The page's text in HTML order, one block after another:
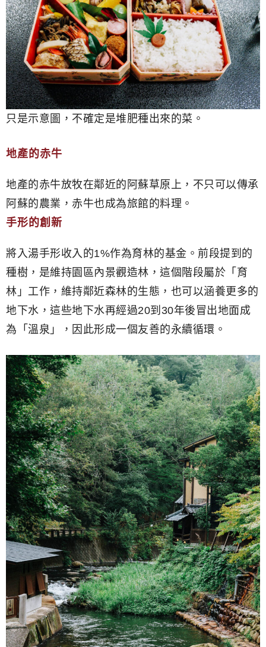
只是示意圖，不確定是堆肥種出來的菜。
地產的赤牛
地產的赤牛放牧在鄰近的阿蘇草原上，不只可以傳承
阿蘇的農業，赤牛也成為旅館的料理。
手形的創新
將入湯手形收入的1%作為育林的基金。前段提到的
種樹，是維持園區內景觀造林，這個階段屬於「育
林」工作，維持鄰近森林的生態，也可以涵養更多的
地下水，這些地下水再經過20到30年後冒出地面成
為「溫泉」，因此形成一個友善的永續循環。